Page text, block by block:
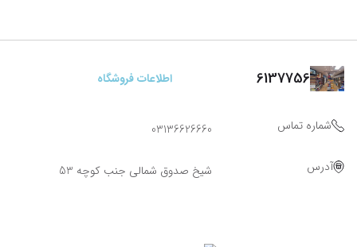
6137756 اطلاعات فروشگاه
شماره تماس 03136626660
آدرس شیخ صدوق شمالی جنب کوچه 53